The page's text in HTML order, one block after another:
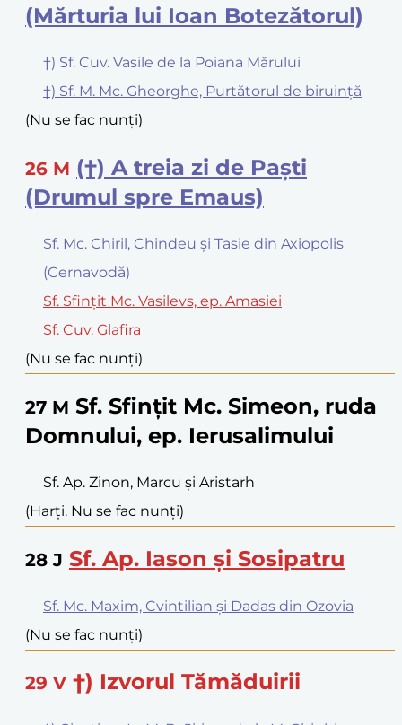
(Mărturia lui Ioan Botezătorul)
†) Sf. Cuv. Vasile de la Poiana Mărului
†) Sf. M. Mc. Gheorghe, Purtătorul de biruință
(Nu se fac nunți)
26 M (†) A treia zi de Paști
(Drumul spre Emaus)
Sf. Mc. Chiril, Chindeu și Tasie din Axiopolis
(Cernavodă)
Sf. Sfințit Mc. Vasilevs, ep. Amasiei
Sf. Cuv. Glafira
(Nu se fac nunți)
27 M Sf. Sfințit Mc. Simeon, ruda
Domnului, ep. Ierusalimului
Sf. Ap. Zinon, Marcu și Aristarh
(Harți. Nu se fac nunți)
28 J Sf. Ap. Iason și Sosipatru
Sf. Mc. Maxim, Cvintilian și Dadas din Ozovia
(Nu se fac nunți)
29 V †) Izvorul Tămăduirii